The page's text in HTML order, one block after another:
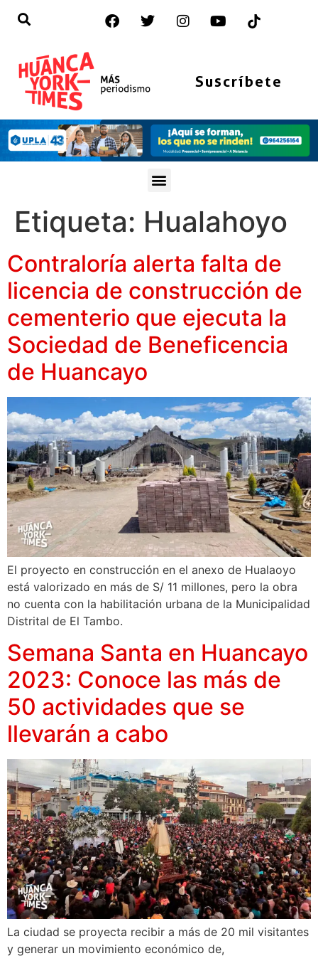
Suscríbete
Etiqueta: Hualahoyo
Contraloría alerta falta de
licencia de construcción de
cementerio que ejecuta la
Sociedad de Beneficencia
de Huancayo
El proyecto en construcción en el anexo de Hualaoyo
está valorizado en más de S/ 11 millones, pero la obra
no cuenta con la habilitación urbana de la Municipalidad
Distrital de El Tambo.
Semana Santa en Huancayo
2023: Conoce las más de
50 actividades que se
llevarán a cabo
La ciudad se proyecta recibir a más de 20 mil visitantes
y generar un movimiento económico de,